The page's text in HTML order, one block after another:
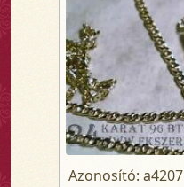
Azonosító: a4207